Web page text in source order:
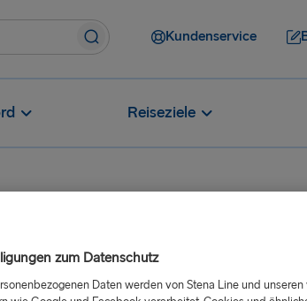
Kundenservice
Reiseziele
Wie erhalten Platinum-Teilnehmer*innen
Platinum
zum Datenschutz
Daten werden von Stena Line und